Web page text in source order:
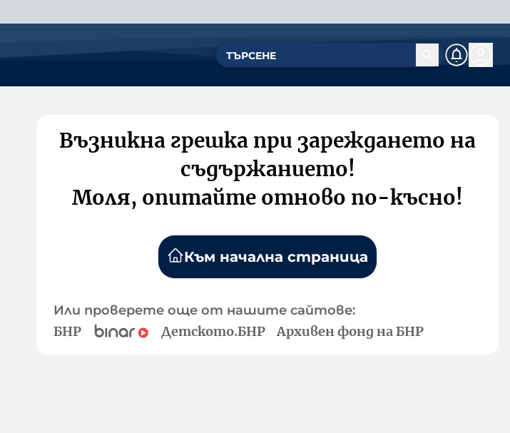
Възникна грешка при зареждането на
съдържанието!
Моля, опитайте отново по-късно!
Към начална страница
Или проверете още от нашите сайтове:
БНР Детското.БНР Архивен фонд на БНР